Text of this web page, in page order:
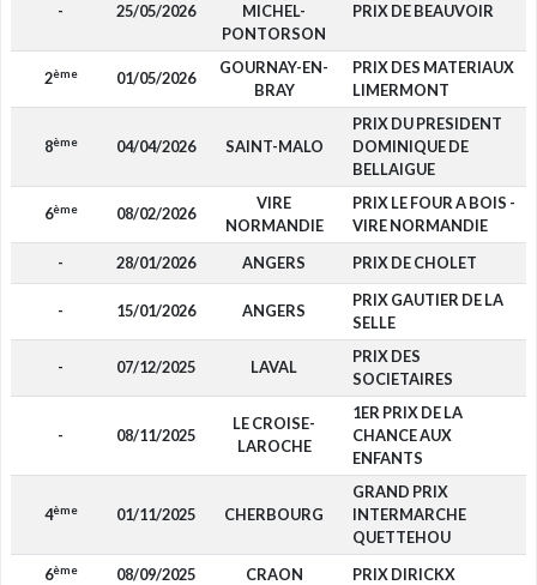
- 25/05/2026
MICHEL-
PONTORSON
PRIX DE BEAUVOIR
2ème 01/05/2026
GOURNAY-EN-
BRAY
PRIX DES MATERIAUX
LIMERMONT
8ème 04/04/2026 SAINT-MALO
PRIX DU PRESIDENT
DOMINIQUE DE
BELLAIGUE
6ème 08/02/2026
VIRE
NORMANDIE
PRIX LE FOUR A BOIS -
VIRE NORMANDIE
-
28/01/2026 ANGERS PRIX DE CHOLET
- 15/01/2026 ANGERS
PRIX GAUTIER DE LA
SELLE
- 07/12/2025 LAVAL
PRIX DES
SOCIETAIRES
- 08/11/2025
LE CROISE-
LAROCHE
1ER PRIX DE LA
CHANCE AUX
ENFANTS
4ème 01/11/2025 CHERBOURG
GRAND PRIX
INTERMARCHE
QUETTEHOU
6ème 08/09/2025 CRAON PRIX DIRICKX